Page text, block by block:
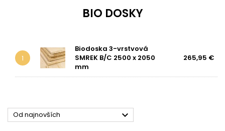
BIO DOSKY
1
Biodoska 3-vrstvová
SMREK B/C 2500 x 2050
mm
265,95 €
Od najnovších 